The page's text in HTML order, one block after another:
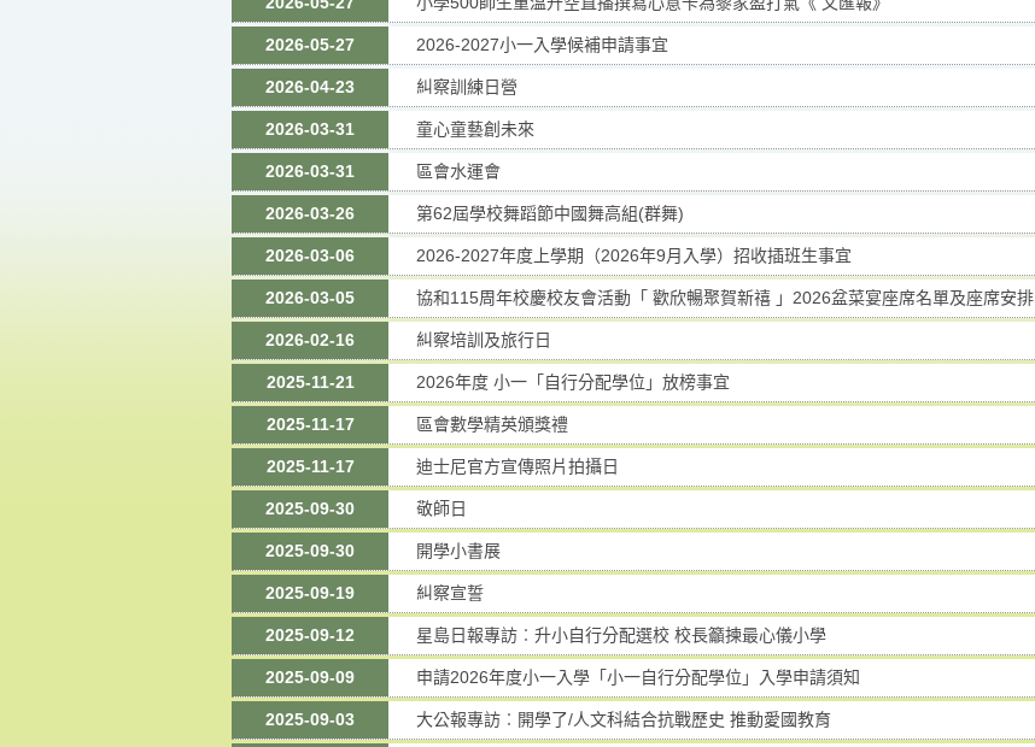
2026-05-27 2026-2027小一入學候補申請事宜
2026-04-23 糾察訓練日營
2026-03-31 童心童藝創未來
2026-03-31 區會水運會
2026-03-26 第62屆學校舞蹈節中國舞高組(群舞)
2026-03-06 2026-2027年度上學期（2026年9月入學）招收插班生事宜
2026-03-05 協和115周年校慶校友會活動「 歡欣暢聚賀新禧 」2026盆菜宴座席名單及座席安排
2026-02-16 糾察培訓及旅行日
2025-11-21 2026年度 小一「自行分配學位」放榜事宜
2025-11-17 區會數學精英頒獎禮
2025-11-17 迪士尼官方宣傳照片拍攝日
2025-09-30 敬師日
2025-09-30 開學小書展
2025-09-19 糾察宣誓
2025-09-12 星島日報專訪︰升小自行分配選校 校長籲揀最心儀小學
2025-09-09 申請2026年度小一入學「小一自行分配學位」入學申請須知
2025-09-03 大公報專訪︰開學了/人文科結合抗戰歷史 推動愛國教育